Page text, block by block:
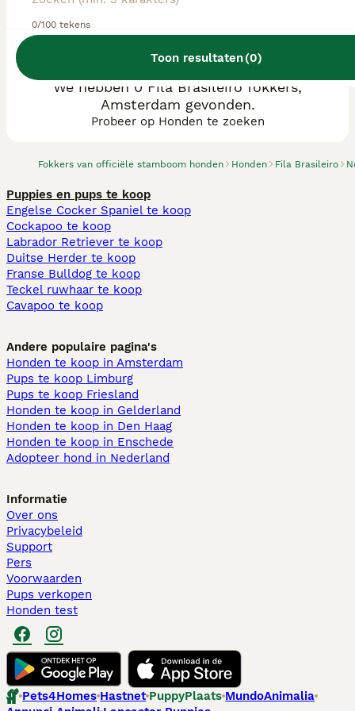
0/100 tekens
Toon resultaten(0)
Fokkers van officiële stamboom honden Honden Fila Brasileiro
We hebben 0 Fila Brasileiro fokkers,
Amsterdam gevonden.
Probeer op Honden te zoeken
Puppies en pups te koop
Engelse Cocker Spaniel te koop
Cockapoo te koop
Labrador Retriever te koop
Duitse Herder te koop
Franse Bulldog te koop
Teckel ruwhaar te koop
Cavapoo te koop
Andere populaire pagina's
Honden te koop in Amsterdam
Pups te koop Limburg​
Pups te koop Friesland​
Honden te koop in Gelderland
Honden te koop in Den Haag
Honden te koop in Enschede
Adopteer hond in Nederland
Informatie
Over ons
Privacybeleid
Support
Pers
Voorwaarden
Pups verkopen
Honden test
Pets4Homes Hastnet PuppyPlaats MundoAnimalia